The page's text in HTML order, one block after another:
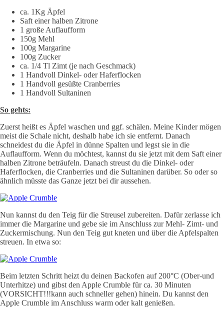
ca. 1Kg Äpfel
Saft einer halben Zitrone
1 große Auflaufform
150g Mehl
100g Margarine
100g Zucker
ca. 1/4 Tl Zimt (je nach Geschmack)
1 Handvoll Dinkel- oder Haferflocken
1 Handvoll gesüßte Cranberries
1 Handvoll Sultaninen
So gehts:
Zuerst heißt es Äpfel waschen und ggf. schälen. Meine Kinder mögen
meist die Schale nicht, deshalb habe ich sie entfernt. Danach
schneidest du die Äpfel in dünne Spalten und legst sie in die
Auflaufform. Wenn du möchtest, kannst du sie jetzt mit dem Saft einer
halben Zitrone beträufeln. Danach streust du die Dinkel- oder
Haferflocken, die Cranberries und die Sultaninen darüber. So oder so
ähnlich müsste das Ganze jetzt bei dir aussehen.
Nun kannst du den Teig für die Streusel zubereiten. Dafür zerlasse ich
immer die Margarine und gebe sie im Anschluss zur Mehl- Zimt- und
Zuckermischung. Nun den Teig gut kneten und über die Apfelspalten
streuen. In etwa so:
Beim letzten Schritt heizt du deinen Backofen auf 200°C (Ober-und
Unterhitze) und gibst den Apple Crumble für ca. 30 Minuten
(VORSICHT!!!kann auch schneller gehen) hinein. Du kannst den
Apple Crumble im Anschluss warm oder kalt genießen.